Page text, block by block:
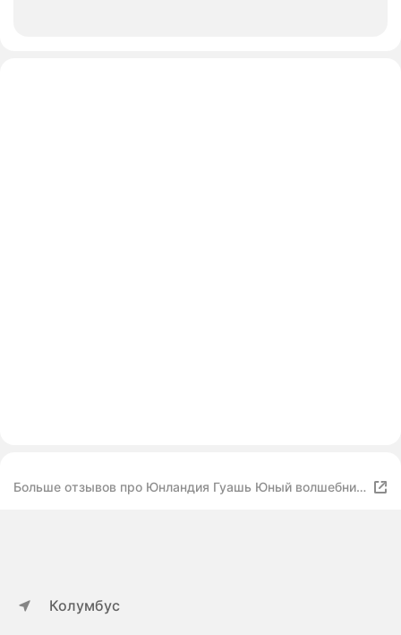
Больше отзывов про Юнландия Гуашь Юный волшебник
Колумбус